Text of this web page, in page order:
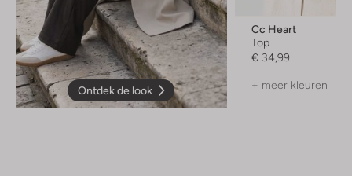
Ontdek de look
Cc Heart
Top
€ 34,99
+ meer kleuren